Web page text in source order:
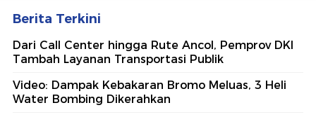
Berita Terkini
Dari Call Center hingga Rute Ancol, Pemprov DKI
Tambah Layanan Transportasi Publik
Video: Dampak Kebakaran Bromo Meluas, 3 Heli
Water Bombing Dikerahkan